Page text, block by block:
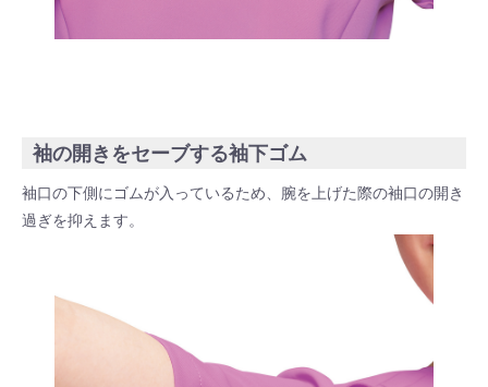
袖の開きをセーブする袖下ゴム
袖口の下側にゴムが入っているため、腕を上げた際の袖口の開き
過ぎを抑えます。